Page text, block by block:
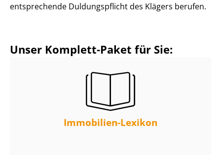
entsprechende Duldungspflicht des Klägers berufen.
Unser Komplett-Paket für Sie:
Immobilien-Lexikon